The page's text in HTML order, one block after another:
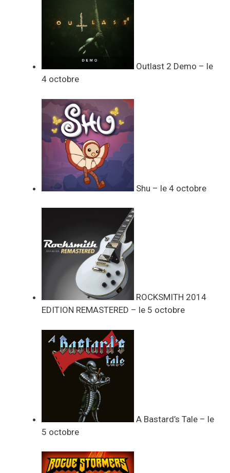
Outlast 2 Demo – le
4 octobre
Shu – le 4 octobre
ROCKSMITH 2014
EDITION REMASTERED – le 5 octobre
A Bastard’s Tale – le
5 octobre